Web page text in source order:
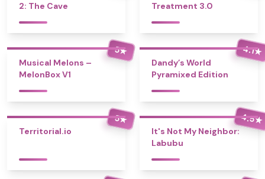
2: The Cave
Treatment 3.0
5★
Musical Melons –
MelonBox V1
4.1★
Dandy’s World
Pyramixed Edition
5★
Territorial.io
4.5★
It's Not My Neighbor:
Labubu